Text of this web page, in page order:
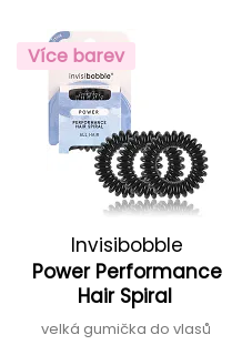
Více barev
Invisibobble
Power Performance
Hair Spiral
velká gumička do vlasů